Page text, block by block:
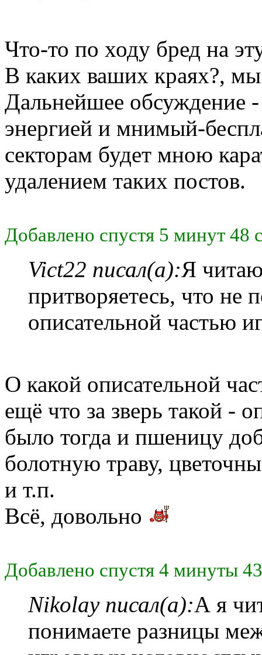
Что-то по ходу бред на
В каких ваших краях?,
Дальнейшее обсуждение
энергией и мнимый-
секторам будет мною
удалением таких постов.
Добавлено спустя 5 минут 48
Vict22 писал(а):Я
притворяетесь, что не
описательной частью
О какой описательной
ещё что за зверь такой -
было тогда и пшеницу
болотную траву,
и т.п.
Всё, довольно
Добавлено спустя 4 минуты
Nikolay писал(а):А я
понимаете разницы